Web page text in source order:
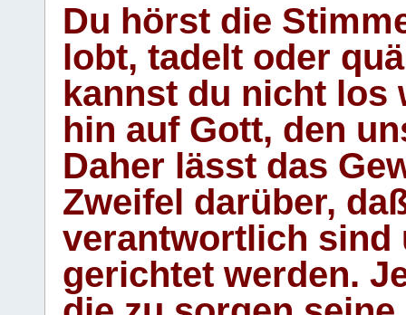
Du hörst die
lobt, tadelt oder
kannst du nicht los
hin auf Gott, den
Daher lässt das
Zweifel darüber,
verantwortlich sind
gerichtet werden.